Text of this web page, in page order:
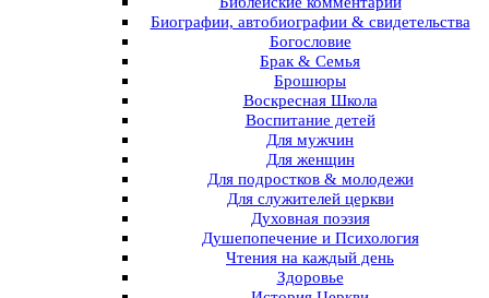
Биографии, автобиографии & свидетельства
Богословие
Брак & Семья
Брошюры
Воскресная Школа
Воспитание детей
Для мужчин
Для женщин
Для подростков & молодежи
Для служителей церкви
Духовная поэзия
Душепопечение и Психология
Чтения на каждый день
Здоровье